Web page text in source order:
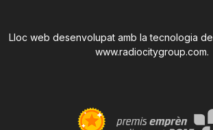
Lloc web desenvolupat amb la tecnologia de
www.radiocitygroup.com.